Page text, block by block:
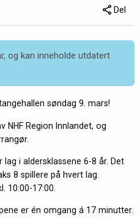
Del
og kan inneholde utdatert
søndag 9. mars!
NHF Region Innlandet, og
i aldersklassene 6-8 år. Det
8 spillere på hvert lag.
10:00-17:00.
er én omgang á 17 minutter.